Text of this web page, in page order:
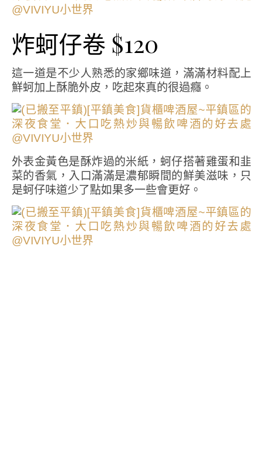
炸蚵仔卷 $120
這一道是不少人熟悉的家鄉味道，滿滿材料配上
鮮蚵加上酥脆外皮，吃起來真的很過癮。
外表金黃色是酥炸過的米紙，蚵仔搭著雞蛋和韭
菜的香氣，入口滿滿是濃郁瞬間的鮮美滋味，只
是蚵仔味道少了點如果多一些會更好。